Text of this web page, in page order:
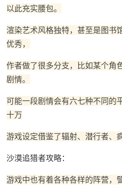
以此充实腰包。
渲染艺术风格独特，甚至是图书
优秀，
作者做了很多分支，比如某个角
剧情。
可能一段剧情会有六七种不同的
十万
游戏设定借鉴了辐射、潜行者、
沙漠追猎者攻略：
游戏中也有着各种各样的阵营，